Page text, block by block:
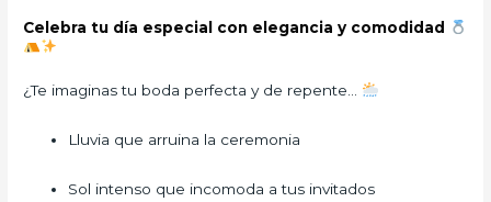
Celebra tu día especial con elegancia y comodidad
¿Te imaginas tu boda perfecta y de repente…
Lluvia que arruina la ceremonia
Sol intenso que incomoda a tus invitados